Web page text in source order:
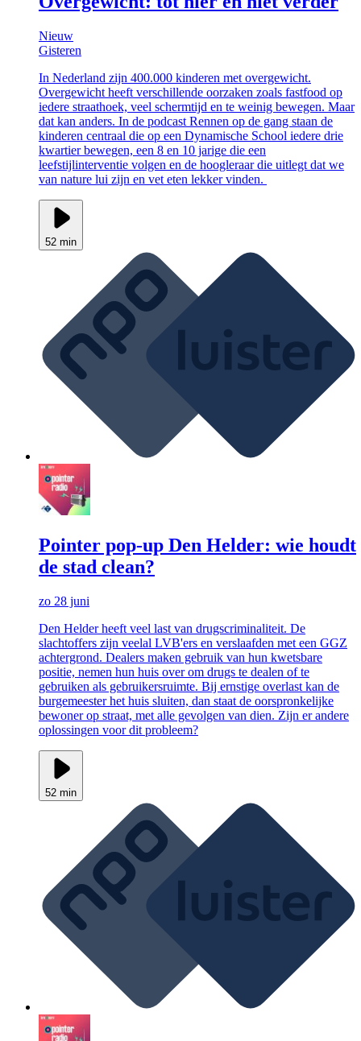
Nieuw
Gisteren
In Nederland zijn 400.000 kinderen met overgewicht.
Overgewicht heeft verschillende oorzaken zoals fastfood op
iedere straathoek, veel schermtijd en te weinig bewegen. Maar
dat kan anders. In de podcast Rennen op de gang staan de
kinderen centraal die op een Dynamische School iedere drie
kwartier bewegen, een 8 en 10 jarige die een
leefstijlinterventie volgen en de hoogleraar die uitlegt dat we
van nature lui zijn en vet eten lekker vinden.
52 min
Pointer pop-up Den Helder: wie houdt
de stad clean?
zo 28 juni
Den Helder heeft veel last van drugscriminaliteit. De
slachtoffers zijn veelal LVB'ers en verslaafden met een GGZ
achtergrond. Dealers maken gebruik van hun kwetsbare
positie, nemen hun huis over om drugs te dealen of te
gebruiken als gebruikersruimte. Bij ernstige overlast kan de
burgemeester het huis sluiten, dan staat de oorspronkelijke
bewoner op straat, met alle gevolgen van dien. Zijn er andere
oplossingen voor dit probleem?
52 min